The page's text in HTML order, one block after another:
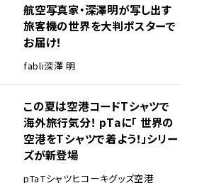
航空写真家・深澤明が写し出す
旅客機の世界を大判ポスターで
お届け！
fabli深澤 明
この夏は空港コードTシャツで
海外旅行気分！ pTaに「 世界の
空港をTシャツで着よう！」シリー
ズが新登場
pTaTシャツヒコーキグッズ空港